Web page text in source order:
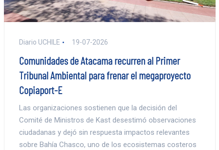
Diario UCHILE 19-07-2026
Comunidades de Atacama recurren al Primer
Tribunal Ambiental para frenar el megaproyecto
Copiaport-E
Las organizaciones sostienen que la decisión del
Comité de Ministros de Kast desestimó observaciones
ciudadanas y dejó sin respuesta impactos relevantes
sobre Bahía Chasco, uno de los ecosistemas costeros